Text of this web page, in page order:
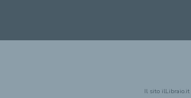
Il sito ilLibraio.it